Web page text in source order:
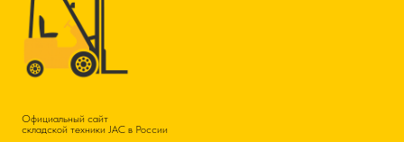
Официальный сайт
складской техники JAC в России